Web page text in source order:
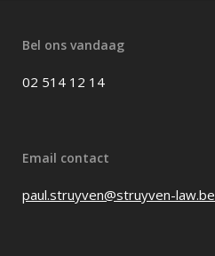
Bel ons vandaag
02 514 12 14
Email contact
paul.struyven@struyven-law.be